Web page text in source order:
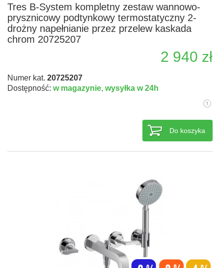
Tres B-System kompletny zestaw wannowo-
prysznicowy podtynkowy termostatyczny 2-
drożny napełnianie przez przelew kaskada
chrom 20725207
2 940 zł
Numer kat. 20725207
Dostępność: w magazynie, wysyłka w 24h
Do koszyka